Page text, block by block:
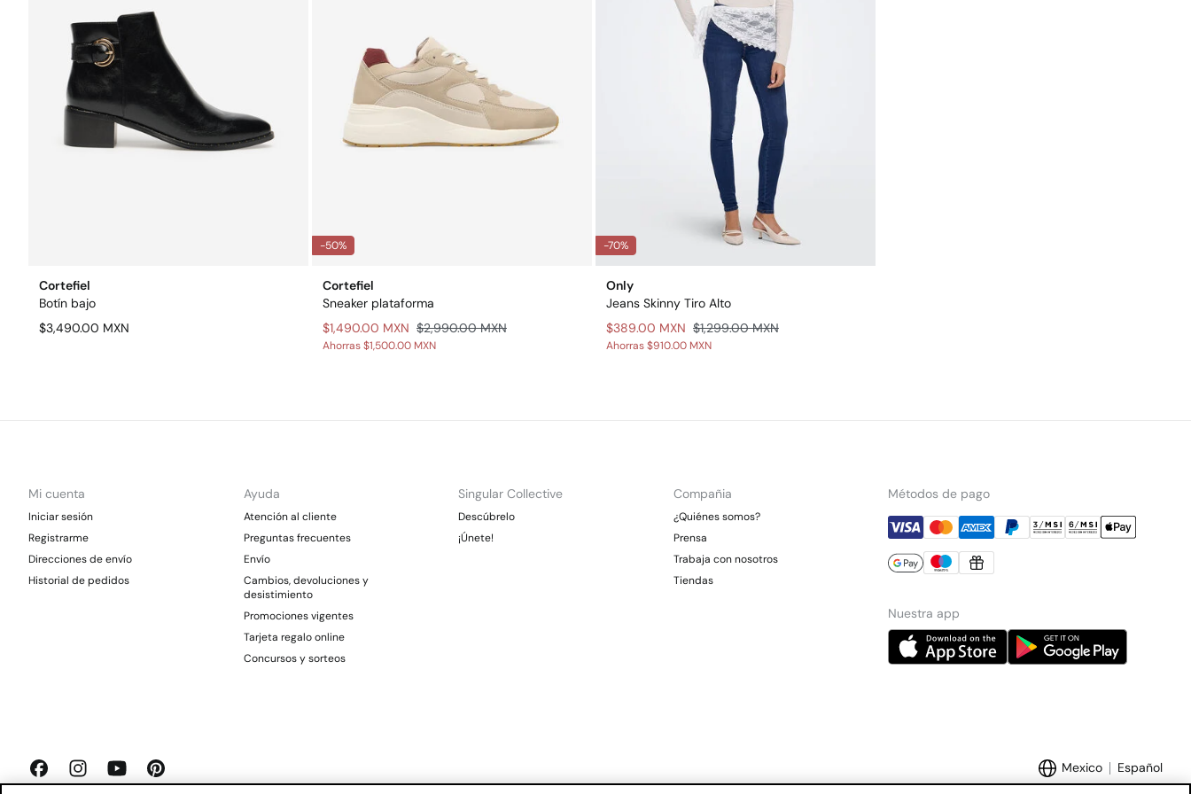
Cortefiel
Botín bajo
$3,490.00 MXN
-50%
Cortefiel
Sneaker plataforma
$1,490.00 MXN $2,990.00 MXN
Ahorras$1,500.00 MXN
-70%
Only
Jeans Skinny Tiro Alto
$389.00 MXN $1,299.00 MXN
Ahorras$910.00 MXN
Mi cuenta
Iniciar sesión
Registrarme
Direcciones de envío
Historial de pedidos
Ayuda
Atención al cliente
Preguntas frecuentes
Envío
Cambios, devoluciones y
desistimiento
Promociones vigentes
Tarjeta regalo online
Concursos y sorteos
Singular Collective
Descúbrelo
¡Únete!
Compañia
¿Quiénes somos?
Prensa
Trabaja con nosotros
Tiendas
Métodos de pago
Nuestra app
Mexico Español